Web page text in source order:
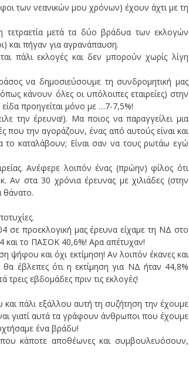
των νεανικών μου χρόνων) έχουν άχτι με τη
μετά τα δύο βράδυα των εκλογών
και πήγαν για αγρανάπαυση.
πάλι εκλογές και δεν μπορούν χωρίς λίγη
να δημοσιεύσουμε τη συνδρομητική μας
κάνουν όλες οι υπόλοιπες εταιρείες) στην
προηγείται μόνο με …7-7,5%!
την έρευνα!). Μα ποιος να παραγγείλει μια
που την αγοράζουν, ένας από αυτούς είναι και
καταλάβουν; Είναι σαν να τους ρωτάω εγώ
Ανέφερε λοιπόν ένας (πρώην) φίλος ότι
Αν στα 30 χρόνια έρευνας με χιλιάδες (στην
θάνατο.
σε προεκλογική μας έρευνα είχαμε τη ΝΔ στο
και το ΠΑΣΟΚ 40,6%! Αρα απέτυχαν!
ψήφου και όχι εκτίμηση! Αν λοιπόν έκανες και
έβλεπες ότι η εκτίμηση για ΝΔ ήταν 44,8%
εβδομάδες πριν τις εκλογές!
και πάλι εξάλλου αυτή τη συζήτηση την έχουμε
γιατί αυτά τα γράφουν άνθρωποι που έχουμε
ένα βράδυ!
που κάποτε αποθέωνες και συμβουλευόσουν,